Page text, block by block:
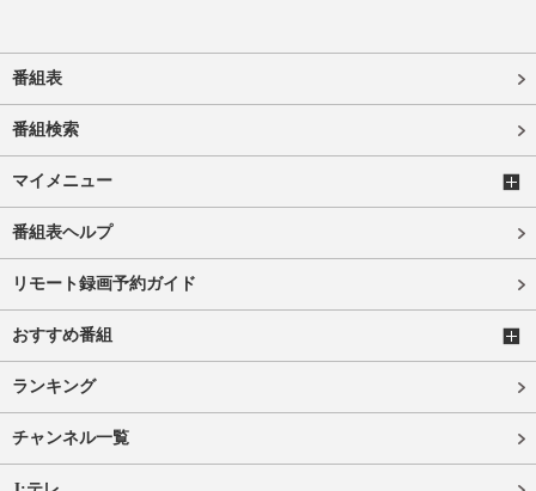
番組表
番組検索
マイメニュー
番組表ヘルプ
リモート録画予約ガイド
おすすめ番組
ランキング
チャンネル一覧